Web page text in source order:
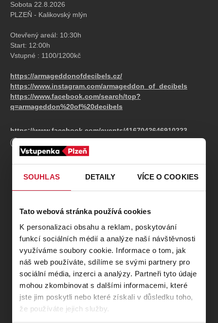
SOUHLAS DETAILY VÍCE O COOKIES
Tato webová stránka používá cookies
K personalizaci obsahu a reklam, poskytování
funkcí sociálních médií a analýze naší návštěvnosti
využíváme soubory cookie. Informace o tom, jak
náš web používáte, sdílíme se svými partnery pro
sociální média, inzerci a analýzy. Partneři tyto údaje
mohou zkombinovat s dalšími informacemi, které
jste jim poskytli nebo které získali v důsledku toho,
že používáte jejich služby.
Sobota 22.8.2026
PLZEŇ - Kalikovský mlýn
Otevřený areál: 10:30h
Start: 12:00h
Vstupné : 1100/1200kč
https://armageddonofdecibels.cz/
https://www.instagram.com/armageddon_of_decibels
https://www.facebook.com/search/top?
q=armageddon%20of%20decibels
https://www.facebook.com/events/4167042646910223
NARGAROTH - Black metalová legenda (Německo)
XIII STOLETÍ - Gothic rock (CZ)
THRON - Black metal (Německo)
BATTLECRUISER - Thrash metal (CZ)
KRUSADIST - Death thrash metal (CZ)
Již 9. ročník open air festivalu Armageddon Of Decibels
se odehraje opět předposlední srpnovou sobotu a samozřejmě
na stejném místě, to jest v krásném areálu Kalikovského mlýna
https://kalikovskymlyn.cz/
Startujeme jak jinak, úderem poledne, takže přesně ve 12:00h.
Brány areálu se vám otevřou v 10:30h.
O nadupaný luxusní zvuk, světla a efekty se opět postarají tak